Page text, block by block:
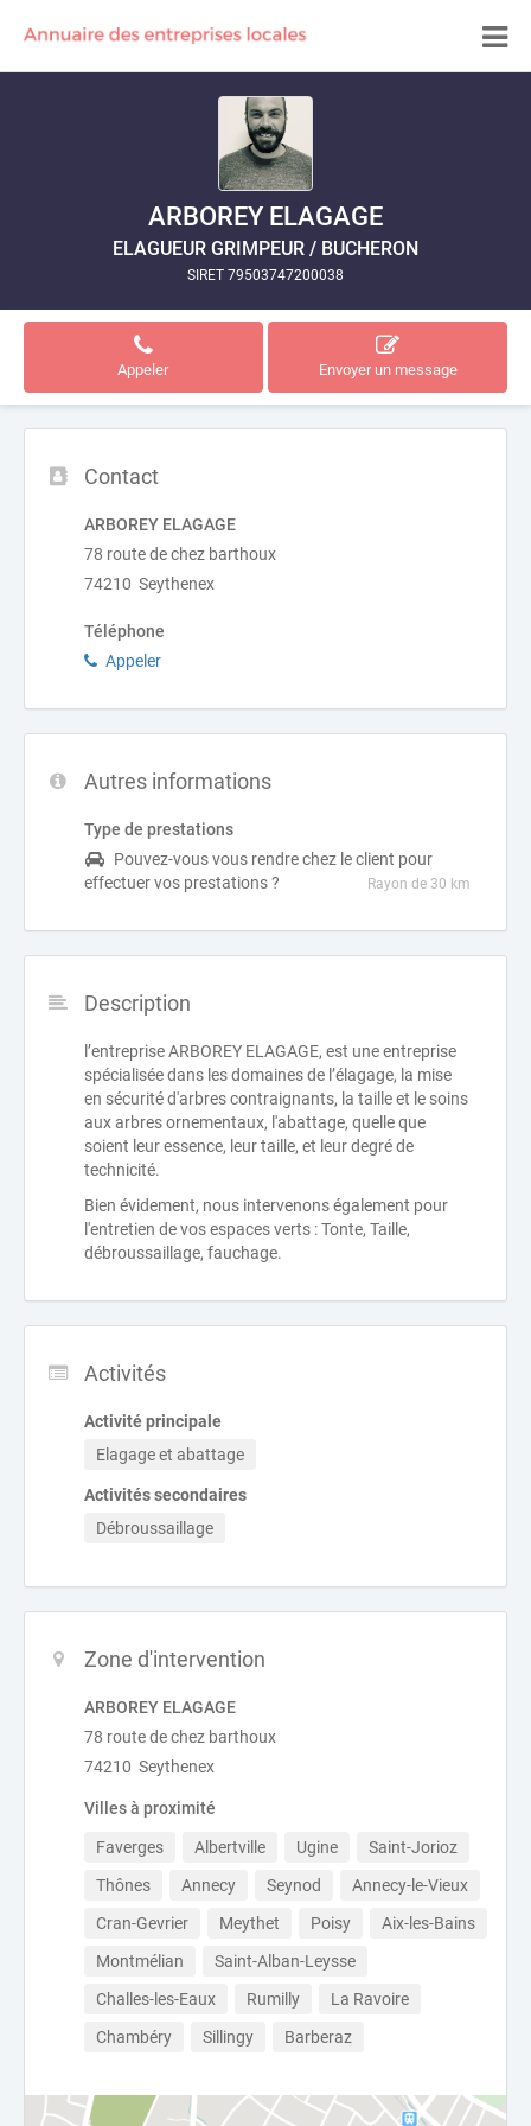
ARBOREY ELAGAGE
ELAGUEUR GRIMPEUR / BUCHERON
SIRET 79503747200038
Appeler Envoyer un message
Contact
ARBOREY ELAGAGE
78 route de chez barthoux
74210 Seythenex
Téléphone
Appeler
Autres informations
Type de prestations
Pouvez-vous vous rendre chez le client pour
effectuer vos prestations ?
Rayon de 30 km
Description
l’entreprise ARBOREY ELAGAGE, est une entreprise
spécialisée dans les domaines de l’élagage, la mise
en sécurité d'arbres contraignants, la taille et le soins
aux arbres ornementaux, l'abattage, quelle que
soient leur essence, leur taille, et leur degré de
technicité.
Bien évidement, nous intervenons également pour
l'entretien de vos espaces verts : Tonte, Taille,
débroussaillage, fauchage.
Activités
Activité principale
Elagage et abattage
Activités secondaires
Débroussaillage
Zone d'intervention
ARBOREY ELAGAGE
78 route de chez barthoux
74210 Seythenex
Villes à proximité
Faverges Albertville Ugine
Saint-Jorioz
Thônes
Annecy Seynod
Annecy-le-Vieux
Cran-Gevrier
Meythet Poisy
Aix-les-Bains
Montmélian
Saint-Alban-Leysse
Challes-les-Eaux
Rumilly
La Ravoire
Chambéry
Sillingy Barberaz